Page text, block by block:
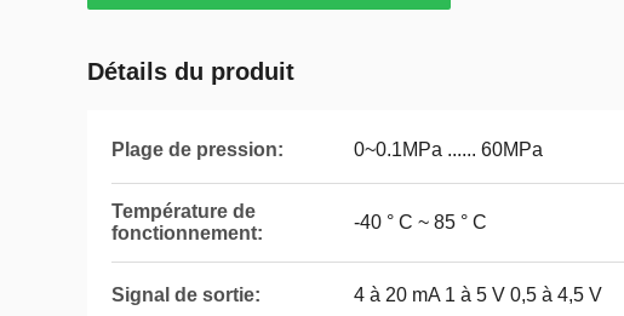
Détails du produit
Plage de pression: 0~0.1MPa ...... 60MPa
Température de
fonctionnement:
-40 ° C ~ 85 ° C
Signal de sortie: 4 à 20 mA 1 à 5 V 0,5 à 4,5 V